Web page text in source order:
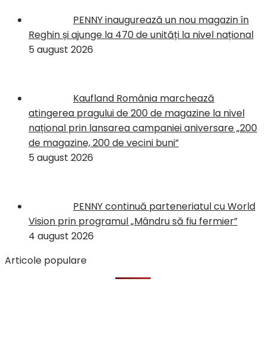
PENNY inaugurează un nou magazin în
Reghin și ajunge la 470 de unități la nivel național
5 august 2026
Kaufland România marchează
atingerea pragului de 200 de magazine la nivel
național prin lansarea campaniei aniversare „200
de magazine, 200 de vecini buni”
5 august 2026
PENNY continuă parteneriatul cu World
Vision prin programul „Mândru să fiu fermier”
4 august 2026
Articole populare